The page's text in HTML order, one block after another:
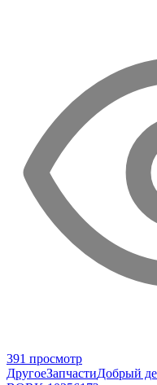
391 просмотр
ДругоеЗапчастиДобрый